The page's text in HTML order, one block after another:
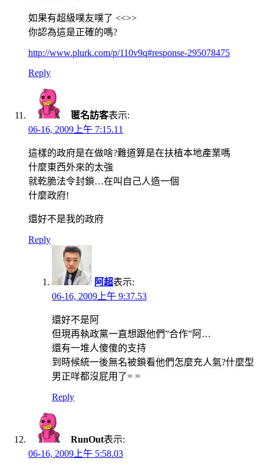
如果有超級噗友噗了 <<>>
你認為這是正確的嗎?
http://www.plurk.com/p/110v9q#response-295078475
Reply
匿名訪客表示:
06-16, 2009上午 7:15.11
這樣的政府是在做啥?難道算是在扶植本地產業嗎
什麼東西外來的太強
就乾脆法令封鎖…在叫自己人造一個
什麼政府!
還好不是我的政府
Reply
阿超表示:
06-16, 2009上午 9:37.53
還好不是阿
但現再執政黨一直想跟他們”合作”阿…
還有一堆人傻傻的支持
到時候統一後無名被鎖看他們怎麼充人氣?什麼型
男正咩都沒屁用了= =
Reply
RunOut表示:
06-16, 2009上午 5:58.03